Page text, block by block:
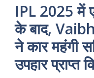
IPL 2025 में
के बाद,
ने कार महंगी
उपहार प्राप्त